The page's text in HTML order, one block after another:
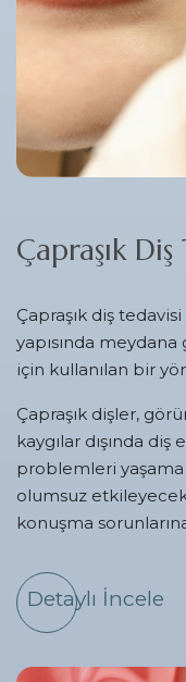
Çapraşık
Çapraşık diş
yapısında
için kullanılan bir
Çapraşık dişler,
kaygılar dışında
problemleri yaşama
olumsuz
konuşma
Detaylı İncele